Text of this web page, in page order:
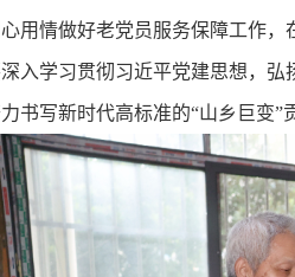
用情做好老党员服务保障工作
入学习贯彻习近平党建思想，
书写新时代高标准的“山乡巨变”